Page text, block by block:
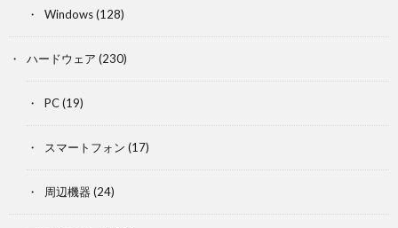
Windows(128)
ハードウェア (230)
PC(19)
スマートフォン (17)
周辺機器 (24)